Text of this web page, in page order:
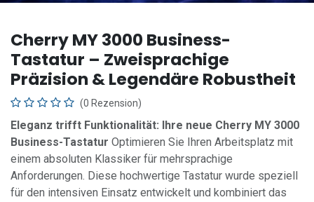
Cherry MY 3000 Business-
Tastatur – Zweisprachige
Präzision & Legendäre Robustheit
(0 Rezension)
Eleganz trifft Funktionalität: Ihre neue Cherry MY 3000
Business-Tastatur Optimieren Sie Ihren Arbeitsplatz mit
einem absoluten Klassiker für mehrsprachige
Anforderungen. Diese hochwertige Tastatur wurde speziell
für den intensiven Einsatz entwickelt und kombiniert das